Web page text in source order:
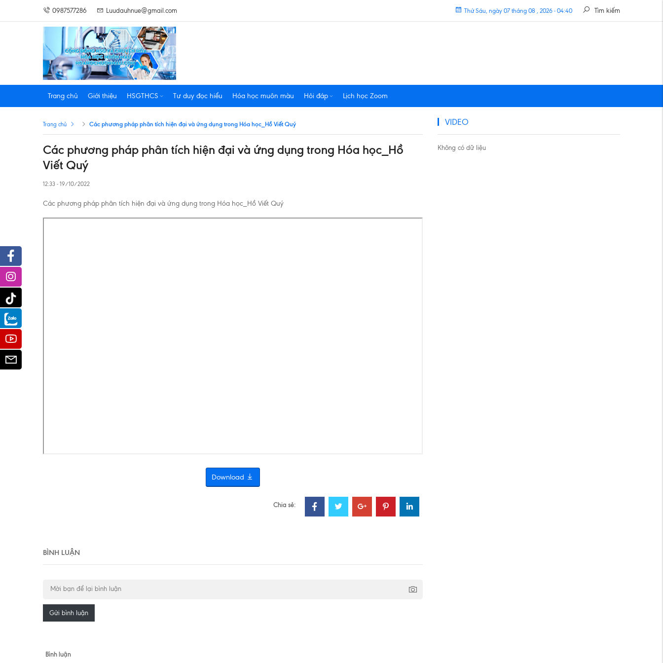
0987577286 Luudauhnue@gmail.com Tìm kiếm
Thứ Sáu, ngày 07 tháng 08 , 2026 - 04:40
Trang chủ Giới thiệu HSGTHCS Tư duy đọc hiểu Hóa học muôn màu Hỏi đáp Lịch học Zoom
Trang chủ Các phương pháp phân tích hiện đại và ứng dụng trong Hóa học_Hồ Viết Quý
Các phương pháp phân tích hiện đại và ứng dụng trong Hóa học_Hồ
Viết Quý
12:33 - 19/10/2022
Các phương pháp phân tích hiện đại và ứng dụng trong Hóa học_Hồ Viết Quý
Download
Chia sẻ:
BÌNH LUẬN
Gửi bình luận
Bình luận
VIDEO
Không có dữ liệu